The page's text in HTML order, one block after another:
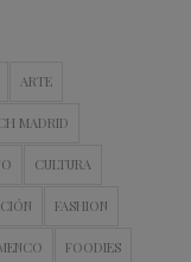
ARTE
MADRID
CULTURA
FASHION
FOODIES